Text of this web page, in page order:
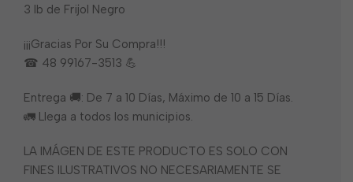
3 lb de Frijol Negro
¡¡¡Gracias Por Su Compra!!!
☎ 48 99167-3513 💪
Entrega 🚚: De 7 a 10 Días, Máximo de 10 a 15 Días.
🚛 Llega a todos los municipios.
LA IMÁGEN DE ESTE PRODUCTO ES SOLO CON
FINES ILUSTRATIVOS NO NECESARIAMENTE SE